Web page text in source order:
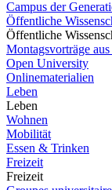
Campus der
Öffentliche
Öffentliche
Montagsvorträge
Open University
Onlinematerialien
Leben
Leben
Wohnen
Mobilität
Essen & Trinken
Freizeit
Freizeit